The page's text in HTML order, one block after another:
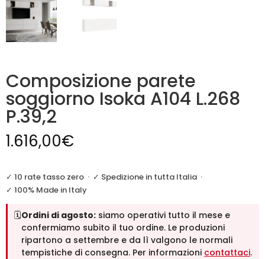
Composizione parete
soggiorno Isoka A104 L.268
P.39,2
1.616,00€
✓ 10 rate tasso zero · ✓ Spedizione in tutta Italia ·
✓ 100% Made in Italy
🗓️Ordini di agosto: siamo operativi tutto il mese e
confermiamo subito il tuo ordine. Le produzioni
ripartono a settembre e da lì valgono le normali
tempistiche di consegna. Per informazioni contattaci.